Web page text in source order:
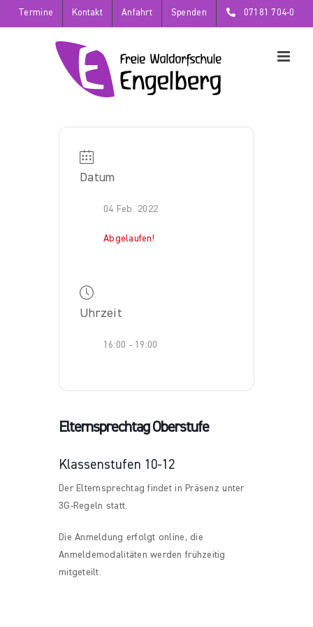
Zum
Inhalt
Termine Kontakt Anfahrt Spenden 07181 704-0
Datum
04 Feb. 2022
Abgelaufen!
Uhrzeit
16:00 - 19:00
Elternsprechtag Oberstufe
Klassenstufen 10-12
Der Elternsprechtag findet in Präsenz unter
3G-Regeln statt.
Die Anmeldung erfolgt online, die
Anmeldemodalitäten werden frühzeitig
mitgeteilt.